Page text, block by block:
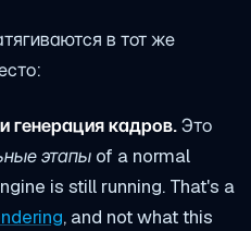
в тот же
генерация кадров.Это
этапыof a normal
is still running. That's a
, and not what this